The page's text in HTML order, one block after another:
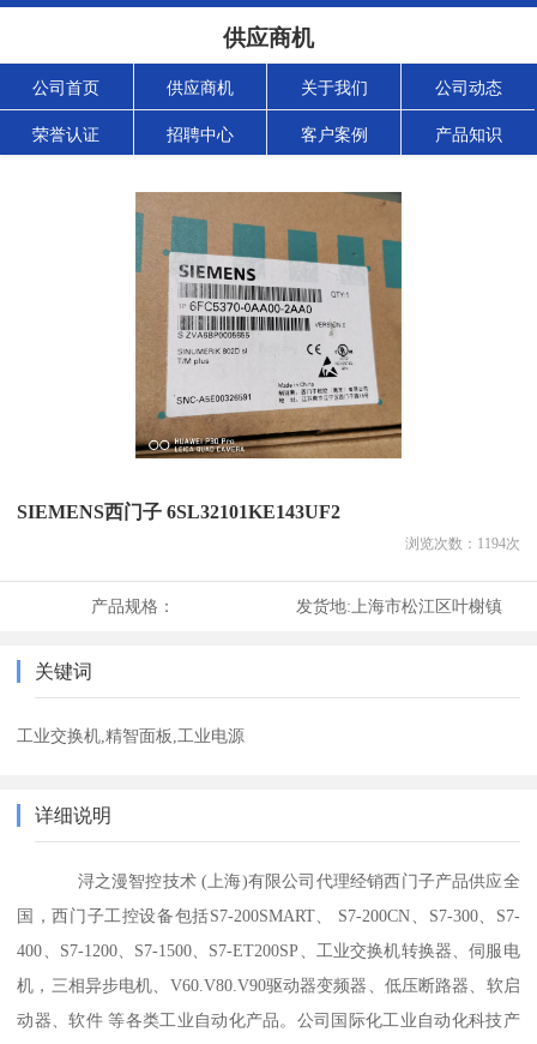
供应商机
公司首页 供应商机 关于我们 公司动态
荣誉认证 招聘中心 客户案例 产品知识
SIEMENS西门子 6SL32101KE143UF2
浏览次数： 1194次
产品规格： 发货地: 上海市松江区叶榭镇
关键词
工业交换机,精智面板,工业电源
详细说明
浔之漫智控技术 (上海)有限公司代理经销西门子产品供应全
国，西门子工控设备包括S7-200SMART、 S7-200CN、S7-300、S7-
400、S7-1200、S7-1500、S7-ET200SP、工业交换机转换器、伺服电
机，三相异步电机、V60.V80.V90驱动器变频器、低压断路器、软启
动器、软件 等各类工业自动化产品。公司国际化工业自动化科技产